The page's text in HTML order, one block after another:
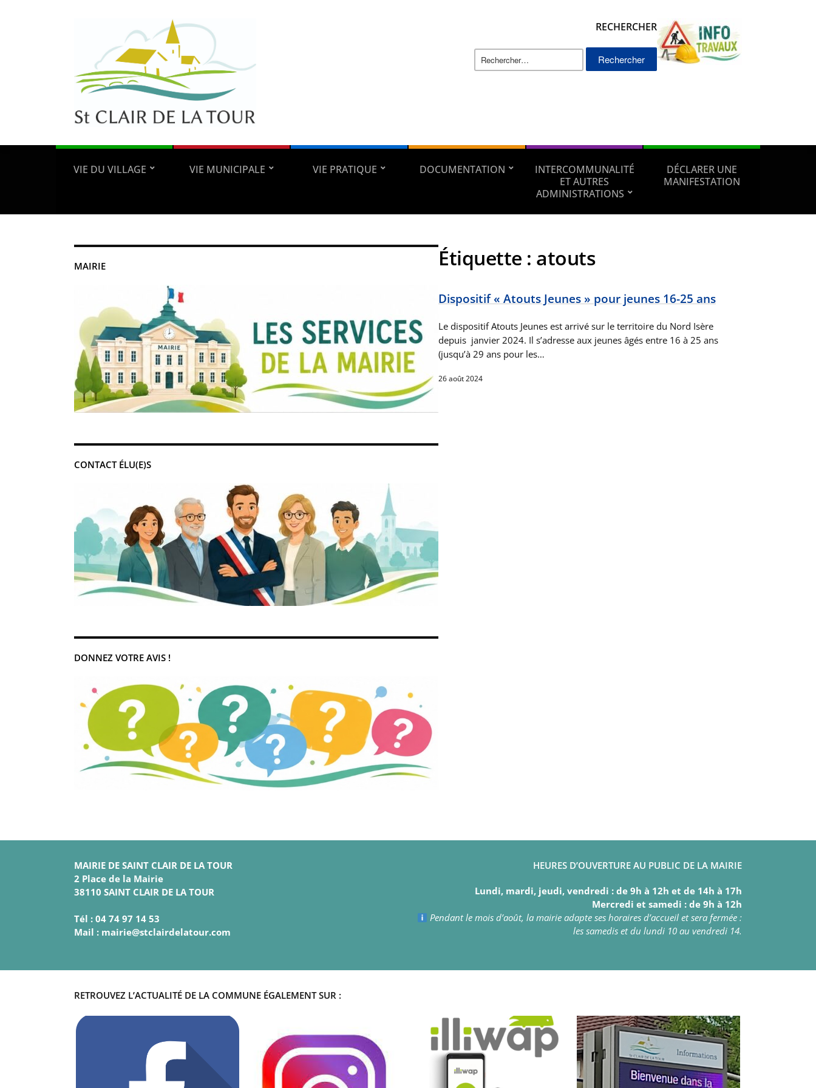
RECHERCHER
Rechercher :
VIE DU VILLAGE VIE MUNICIPALE VIE PRATIQUE DOCUMENTATION
INTERCOMMUNALITÉ
ET AUTRES
ADMINISTRATIONS
DÉCLARER UNE
MANIFESTATION
MAIRIE
CONTACT ÉLU(E)S
DONNEZ VOTRE AVIS !
Étiquette : atouts
Dispositif « Atouts Jeunes » pour jeunes 16-25 ans
Le dispositif Atouts Jeunes est arrivé sur le territoire du Nord Isère
depuis janvier 2024. Il s’adresse aux jeunes âgés entre 16 à 25 ans
(jusqu’à 29 ans pour les…
26 août 2024
MAIRIE DE SAINT CLAIR DE LA TOUR
2 Place de la Mairie
38110 SAINT CLAIR DE LA TOUR
Tél : 04 74 97 14 53
Mail : mairie@stclairdelatour.com
HEURES D’OUVERTURE AU PUBLIC DE LA MAIRIE
Lundi, mardi, jeudi, vendredi : de 9h à 12h et de 14h à 17h
Mercredi et samedi : de 9h à 12h
Pendant le mois d’août, la mairie adapte ses horaires d’accueil et sera fermée :
les samedis et du lundi 10 au vendredi 14.
RETROUVEZ L’ACTUALITÉ DE LA COMMUNE ÉGALEMENT SUR :